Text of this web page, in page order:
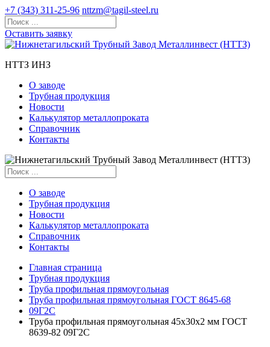
+7 (343) 311-25-96 nttzm@tagil-steel.ru
Оставить заявку
НТТЗ ИНЗ
О заводе
Трубная продукция
Новости
Калькулятор металлопроката
Справочник
Контакты
О заводе
Трубная продукция
Новости
Калькулятор металлопроката
Справочник
Контакты
Главная страница
Трубная продукция
Труба профильная прямоугольная
Труба профильная прямоугольная ГОСТ 8645-68
09Г2С
Труба профильная прямоугольная 45x30x2 мм ГОСТ
8639-82 09Г2С